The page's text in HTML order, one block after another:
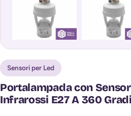
Sensori per Led
Portalampada con
Infrarossi E27 A 360 Gradi